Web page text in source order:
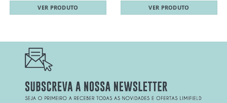
VER PRODUTO VER PRODUTO